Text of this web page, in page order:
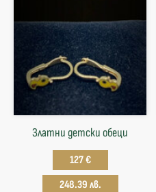
Златни детски обеци
127 €
248.39 лв.